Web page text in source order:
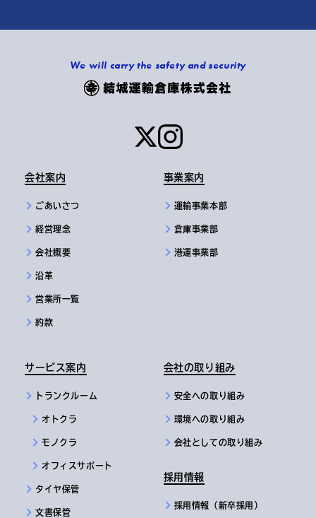
We will carry the safety and security
会社案内
ごあいさつ
経営理念
会社概要
沿革
営業所一覧
約款
事業案内
運輸事業本部
倉庫事業部
港運事業部
サービス案内
トランクルーム
オトクラ
モノクラ
オフィスサポート
タイヤ保管
文書保管
会社の取り組み
安全への取り組み
環境への取り組み
会社としての取り組み
採用情報
採用情報（新卒採用）